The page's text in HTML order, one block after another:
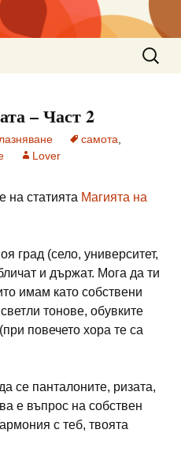
за:
– Част 2
самота
Lover
на статията Магията на
град (село, университет,
и държат. Мога да ти
имам като собствени
тонове, обувките
повечето хора те са
се панталоните, ризата,
е въпрос на собствен
с теб, твоята